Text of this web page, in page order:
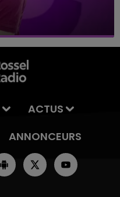
ACTUS
ANNONCEURS